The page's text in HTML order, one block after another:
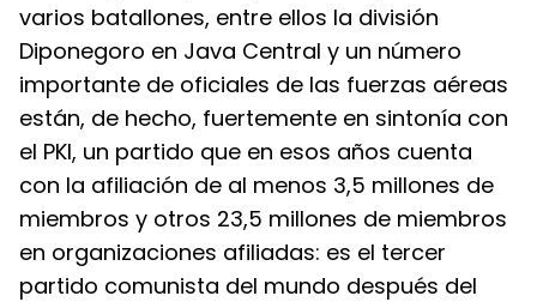
varios batallones, entre ellos la división
Diponegoro en Java Central y un número
importante de oficiales de las fuerzas aéreas
están, de hecho, fuertemente en sintonía con
el PKI, un partido que en esos años cuenta
con la afiliación de al menos 3,5 millones de
miembros y otros 23,5 millones de miembros
en organizaciones afiliadas: es el tercer
partido comunista del mundo después del